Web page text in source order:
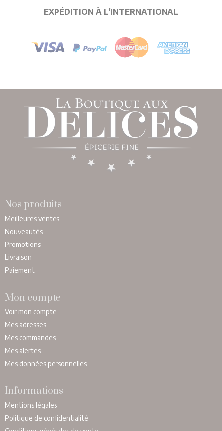
EXPÉDITION À L'INTERNATIONAL
Nos produits
Meilleures ventes
Nouveautés
Promotions
Livraison
Paiement
Mon compte
Voir mon compte
Mes adresses
Mes commandes
Mes alertes
Mes données personnelles
Informations
Mentions légales
Politique de confidentialité